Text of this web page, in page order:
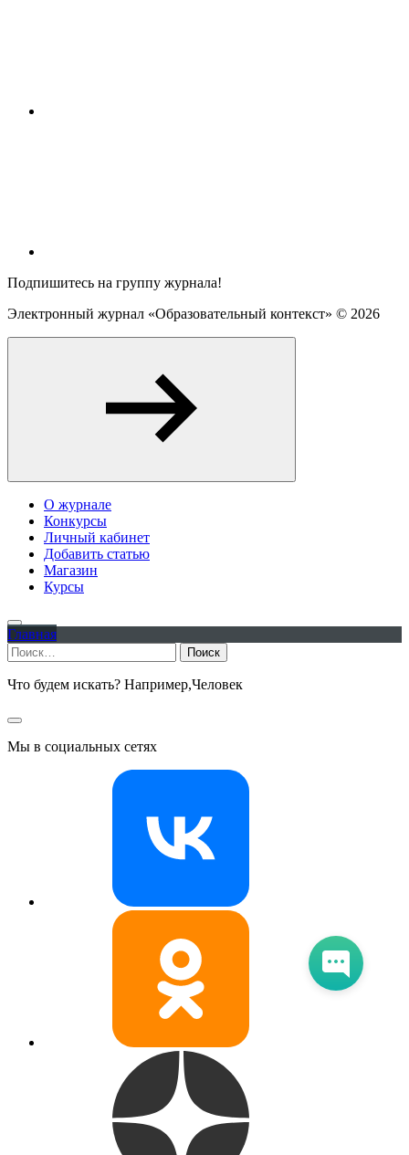
Подпишитесь на группу журнала!
Электронный журнал «Образовательный контекст» © 2026
О журнале
Конкурсы
Личный кабинет
Добавить статью
Магазин
Курсы
Главная
Найти:
Что будем искать? Например,Человек
Мы в социальных сетях